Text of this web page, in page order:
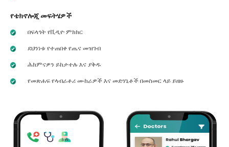
የቴክኖሎጂ መፍትሄዎች
በፍላጎት የቪዲዮ ምክክር
ደህንነቱ የተጠበቀ የጤና መዝገብ
ሕክምናዎን ይከታተሉ እና ያቅዱ
የመጽሐፍ የላብራቶሪ ሙከራዎች እና መድሃኒቶች በመስመር ላይ ይዘዙ